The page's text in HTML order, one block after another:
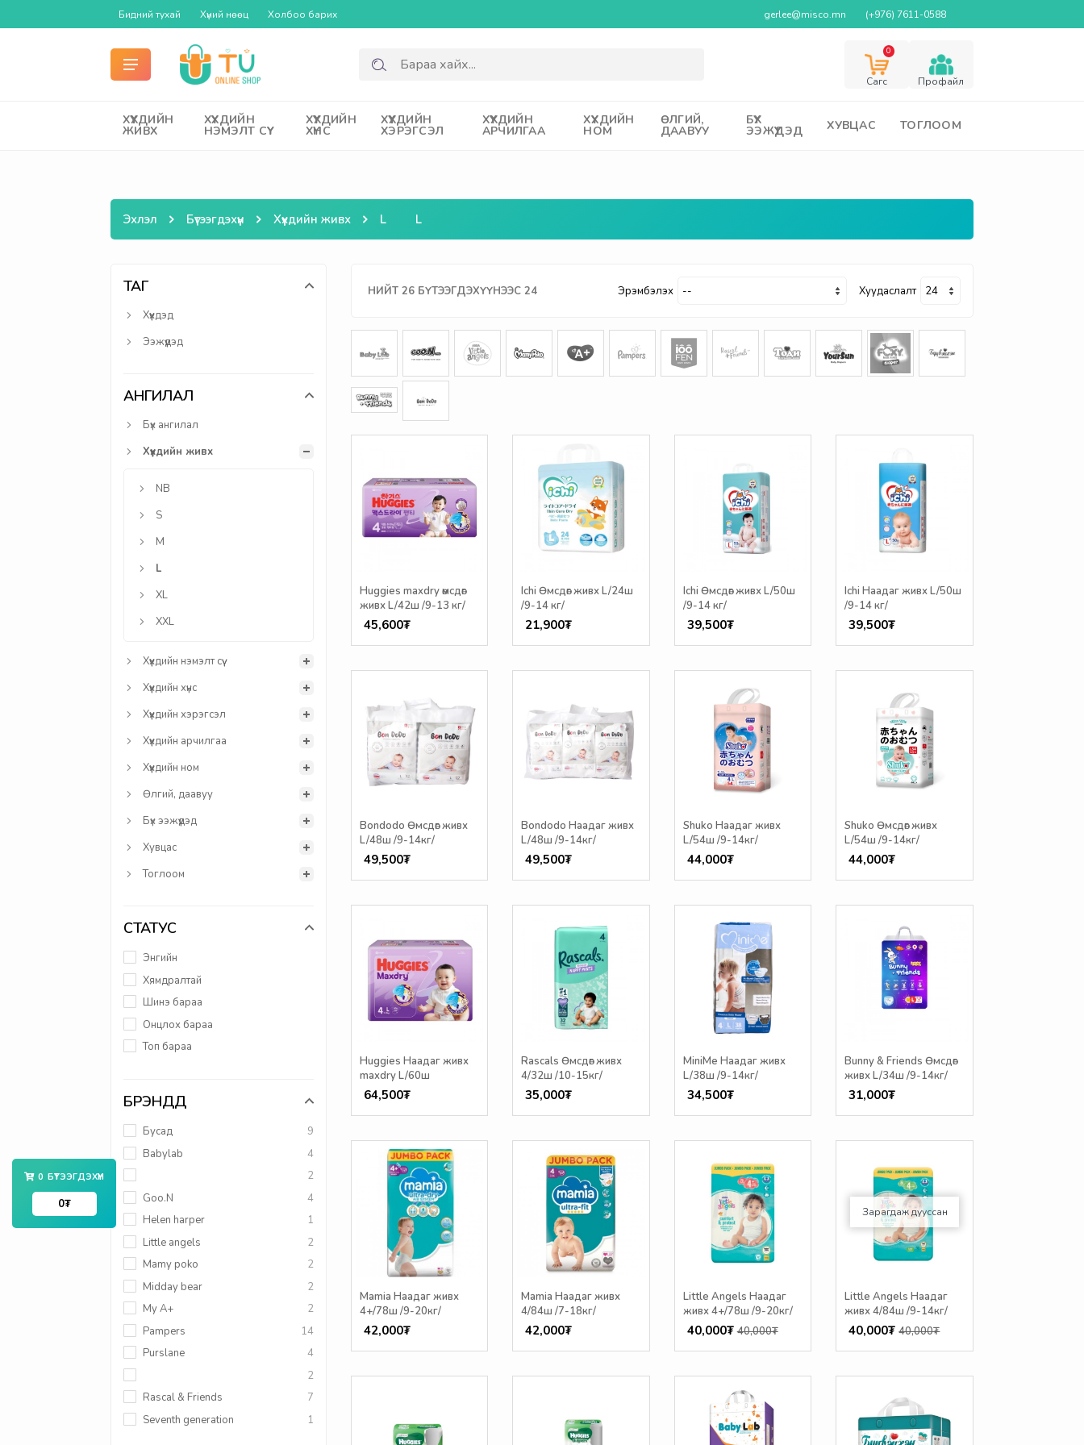
Бидний тухай Хүний нөөц Холбоо барих gerlee@misco.mn (+976) 7611-0588
0
Cагс Профайл
ХҮҮХДИЙН
ЖИВХ
ХҮҮХДИЙН
НЭМЭЛТ СҮҮ
ХҮҮХДИЙН
ХҮНС
ХҮҮХДИЙН
ХЭРЭГСЭЛ
ХҮҮХДИЙН
АРЧИЛГАА
ХҮҮХДИЙН
НОМ
ӨЛГИЙ,
ДААВУУ
БҮХ
ЭЭЖҮҮДЭД ХУВЦАС ТОГЛООМ
Эхлэл Бүтээгдэхүүн Хүүхдийн живх L L
ТАГ
Хүүхдэд
Ээжүүдэд
АНГИЛАЛ
Бүх ангилал
Хүүхдийн живх
NB
S
M
L
XL
XXL
Хүүхдийн нэмэлт сүү
Хүүхдийн хүнс
Хүүхдийн хэрэгсэл
Хүүхдийн арчилгаа
Хүүхдийн ном
Өлгий, даавуу
Бүх ээжүүдэд
Хувцас
Тоглоом
СТАТУС
Энгийн
Хямдралтай
Шинэ бараа
Онцлох бараа
Топ бараа
БРЭНДҮҮД
Бусад
9
Babylab
4
2
Goo.N
4
Helen harper
1
Little angels
2
Mamy poko
2
Midday bear
2
My A+
2
Pampers
14
Purslane
4
2
Rascal & Friends
7
Seventh generation
1
НИЙТ 26 БҮТЭЭГДЭХҮҮНЭЭС 24 Эрэмбэлэх Хуудаслалт
Huggies maxdry өмсдөг
живх L/42ш /9-13 кг/
45,600₮
Ichi Өмсдөг живх L/24ш
/9-14 кг/
21,900₮
Ichi Өмсдөг живх L/50ш
/9-14 кг/
39,500₮
Ichi Наадаг живх L/50ш
/9-14 кг/
39,500₮
Bondodo Өмсдөг живх
L/48ш /9-14кг/
49,500₮
Bondodo Наадаг живх
L/48ш /9-14кг/
49,500₮
Shuko Наадаг живх
L/54ш /9-14кг/
44,000₮
Shuko Өмсдөг живх
L/54ш /9-14кг/
44,000₮
Huggies Наадаг живх
maxdry L/60ш
64,500₮
Rascals Өмсдөг живх
4/32ш /10-15кг/
35,000₮
MiniMe Наадаг живх
L/38ш /9-14кг/
34,500₮
Bunny & Friends Өмсдөг
живх L/34ш /9-14кг/
31,000₮
Mamia Наадаг живх
4+/78ш /9-20кг/
42,000₮
Mamia Наадаг живх
4/84ш /7-18кг/
42,000₮
Little Angels Наадаг
живх 4+/78ш /9-20кг/
40,000₮ 40,000₮
Зарагдаж дууссан
Little Angels Наадаг
живх 4/84ш /9-14кг/
40,000₮ 40,000₮
0 БҮТЭЭГДЭХҮҮН
0₮